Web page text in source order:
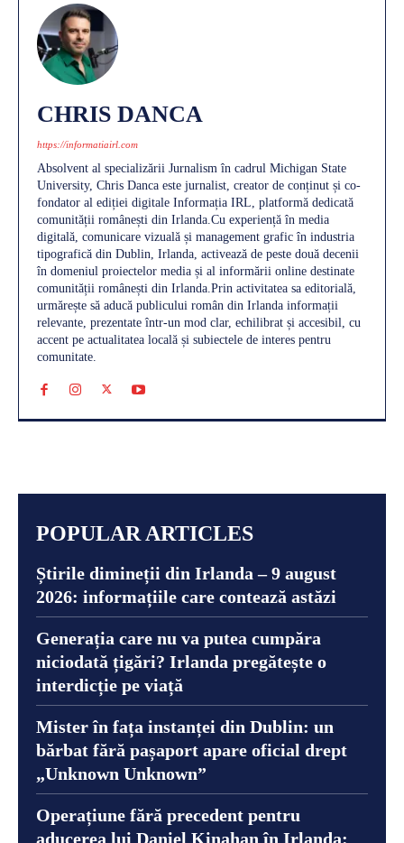
CHRIS DANCA
https://informatiairl.com
Absolvent al specializării Jurnalism în cadrul Michigan State
University, Chris Danca este jurnalist, creator de conținut și co-
fondator al ediției digitale Informația IRL, platformă dedicată
comunității românești din Irlanda.Cu experiență în media
digitală, comunicare vizuală și management grafic în industria
tipografică din Dublin, Irlanda, activează de peste două decenii
în domeniul proiectelor media și al informării online destinate
comunității românești din Irlanda.Prin activitatea sa editorială,
urmărește să aducă publicului român din Irlanda informații
relevante, prezentate într-un mod clar, echilibrat și accesibil, cu
accent pe actualitatea locală și subiectele de interes pentru
comunitate.
POPULAR ARTICLES
Știrile dimineții din Irlanda – 9 august
2026: informațiile care contează astăzi
Generația care nu va putea cumpăra
niciodată țigări? Irlanda pregătește o
interdicție pe viață
Mister în fața instanței din Dublin: un
bărbat fără pașaport apare oficial drept
„Unknown Unknown”
Operațiune fără precedent pentru
aducerea lui Daniel Kinahan în Irlanda: